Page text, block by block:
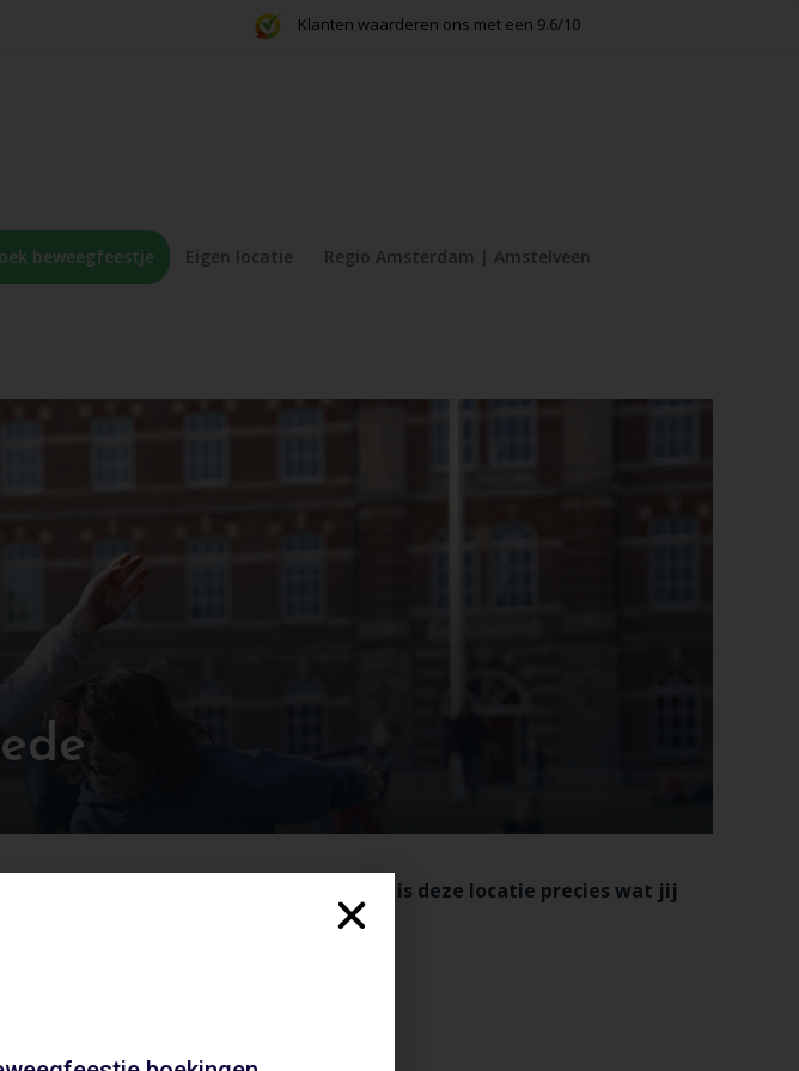
Klanten waarderen ons met een 9.6/10
beweegfeestje Eigen locatie Regio Amsterdam | Amstelveen
uit verschillende beweegfeestjes is deze locatie precies wat jij